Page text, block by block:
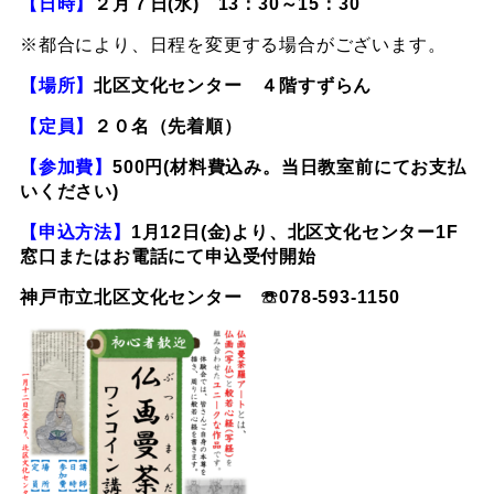
※都合により、日程を変更する場合がございます。
【場所】北区文化センター ４階すずらん
【定員】 ２０ 名（先着順）
【参加費】 500円(材料費込み。当日教室前にてお支払
いください)
【申込方法】 1 月12日(金)より、北区文化センター1F
窓口またはお電話にて申込受付開始
神戸市立北区文化センター ☏078-593-1150